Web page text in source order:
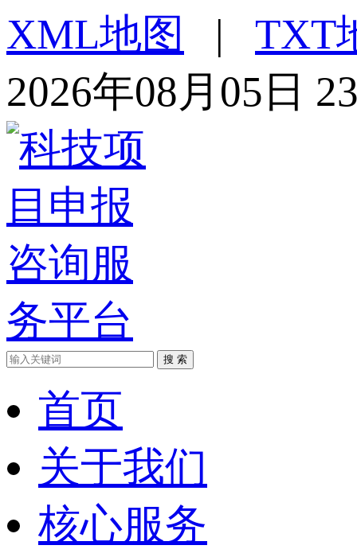
XML地图 | TXT
2026年08月05日
搜 索
首页
关于我们
核心服务